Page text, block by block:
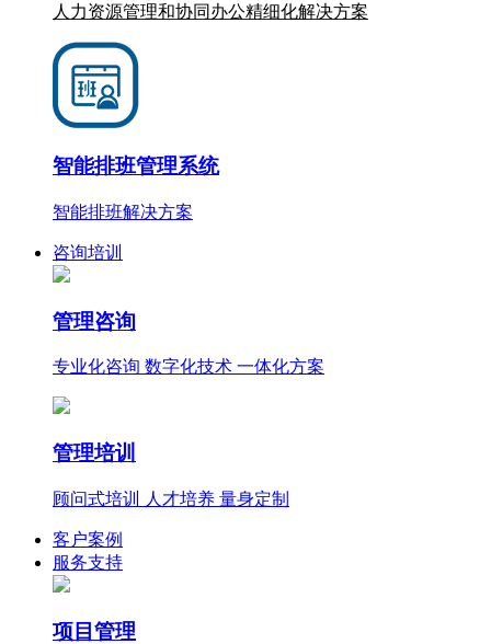
人力资源管理和协同办公精细化解决方案
智能排班管理系统
智能排班解决方案
咨询培训
管理咨询
专业化咨询 数字化技术 一体化方案
管理培训
顾问式培训 人才培养 量身定制
客户案例
服务支持
项目管理